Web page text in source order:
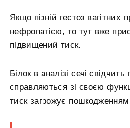
Якщо пізній гестоз вагітних
нефропатією, то тут вже
підвищений тиск.
Білок в аналізі сечі
справляються зі своєю
тиск загрожує